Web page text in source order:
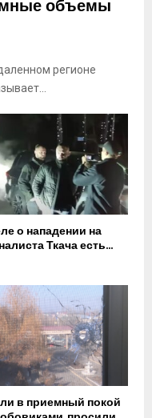
объемы
регионе
о нападении на
Ткача есть...
в приемный покой